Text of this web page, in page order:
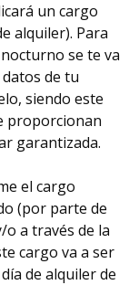
un cargo
alquiler). Para
se te va
de tu
siendo este
proporcionan
garantizada.
el cargo
(por parte de
o a través de la
cargo va a ser
de alquiler de